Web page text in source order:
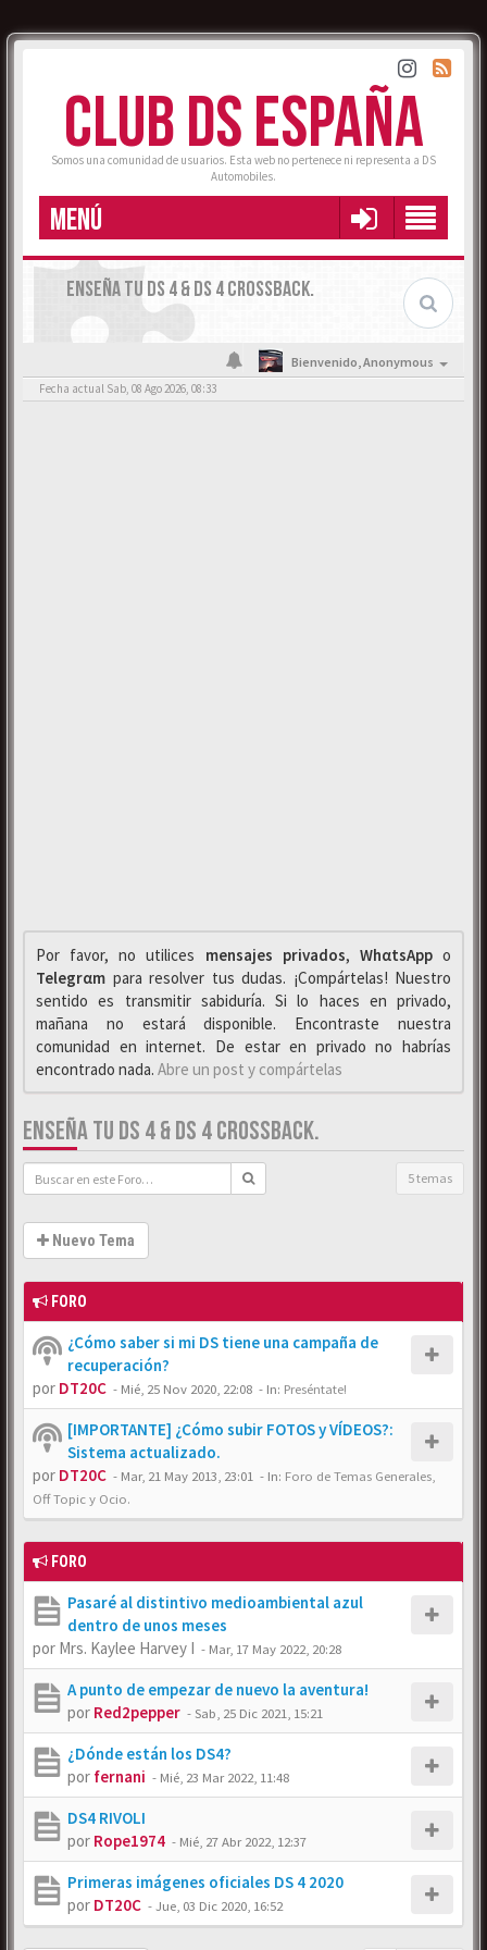
CLUB DS ESPAÑA
Somos una comunidad de usuarios. Esta web no pertenece ni representa a DS
Automobiles.
MENÚ
ENSEÑA TU DS 4 & DS 4 CROSSBACK.
Bienvenido,Anonymous
Fecha actual Sab, 08 Ago 2026, 08:33
Por favor, no utilices mensajes privados, WhαtsAppo
Telegrαm para resolver tus dudas. ¡Compártelas! Nuestro
sentido es transmitir sabiduría. Si lo haces en privado,
mañana no estará disponible. Encontraste nuestra
comunidad en internet. De estar en privado no habrías
encontrado nada. Abre un post y compártelas
ENSEÑA TU DS 4 & DS 4 CROSSBACK.
5 temas
Nuevo Tema
FORO
¿Cómo saber si mi DS tiene una campaña de
recuperación?
por DT20C - Mié, 25 Nov 2020, 22:08 - In: Preséntate!
[IMPORTANTE] ¿Cómo subir FOTOS y VÍDEOS?:
Sistema actualizado.
por DT20C - Mar, 21 May 2013, 23:01 - In: Foro de Temas Generales,
Off Topic y Ocio.
FORO
Pasaré al distintivo medioambiental azul
dentro de unos meses
por Mrs. Kaylee Harvey I - Mar, 17 May 2022, 20:28
A punto de empezar de nuevo la aventura!
por Red2pepper -Sab, 25 Dic 2021, 15:21
¿Dónde están los DS4?
por fernani - Mié, 23 Mar 2022, 11:48
DS4 RIVOLI
por Rope1974 - Mié, 27 Abr 2022, 12:37
Primeras imágenes oficiales DS 4 2020
por DT20C -Jue, 03 Dic 2020, 16:52